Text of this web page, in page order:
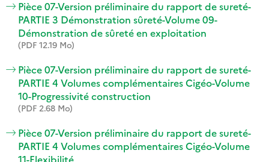
Pièce 07-Version préliminaire du rapport de sureté-
PARTIE 3 Démonstration sûreté-Volume 09-
Démonstration de sûreté en exploitation
(PDF 12.19 Mo)
Pièce 07-Version préliminaire du rapport de sureté-
PARTIE 4 Volumes complémentaires Cigéo-Volume
10-Progressivité construction
(PDF 2.68 Mo)
Pièce 07-Version préliminaire du rapport de sureté-
PARTIE 4 Volumes complémentaires Cigéo-Volume
11-Flexibilité